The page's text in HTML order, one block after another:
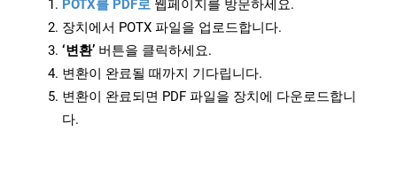
POTX를 PDF로 웹페이지를 방문하세요.
장치에서 POTX 파일을 업로드합니다.
‘변환’ 버튼을 클릭하세요.
변환이 완료될 때까지 기다립니다.
변환이 완료되면 PDF 파일을 장치에 다운로드합니
다.